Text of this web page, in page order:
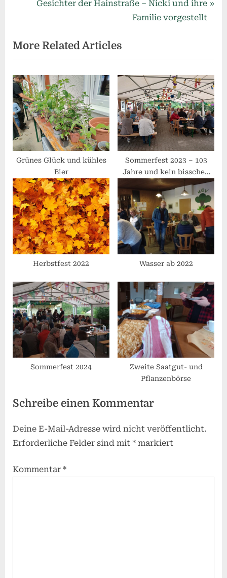
i
o
u
s
P
o
s
t
:
N
t
P
o
s
t
:
Gesichter der Hainstraße – Nicki und ihre
Familie vorgestellt
More Related Articles
Grünes Glück und kühles
Bier
Sommerfest 2023 – 103
Jahre und kein bisschen
leise!
Herbstfest 2022 Wasser ab 2022
Sommerfest 2024
Zweite Saatgut- und
Pflanzenbörse
Schreibe einen Kommentar
Deine E-Mail-Adresse wird nicht veröffentlicht.
Erforderliche Felder sind mit * markiert
Kommentar *